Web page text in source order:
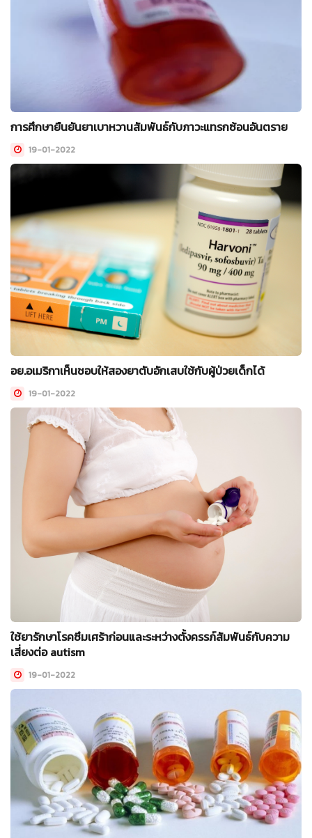
การศึกษายืนยันยาเบาหวานสัมพันธ์กับภาวะแทรกซ้อนอันตราย
19-01-2022
อย.อเมริกาเห็นชอบให้สองยาตับอักเสบใช้กับผู้ป่วยเด็กได้
19-01-2022
ใช้ยารักษาโรคซึมเศร้าก่อนและระหว่างตั้งครรภ์สัมพันธ์กับความ
เสี่ยงต่อ autism
19-01-2022